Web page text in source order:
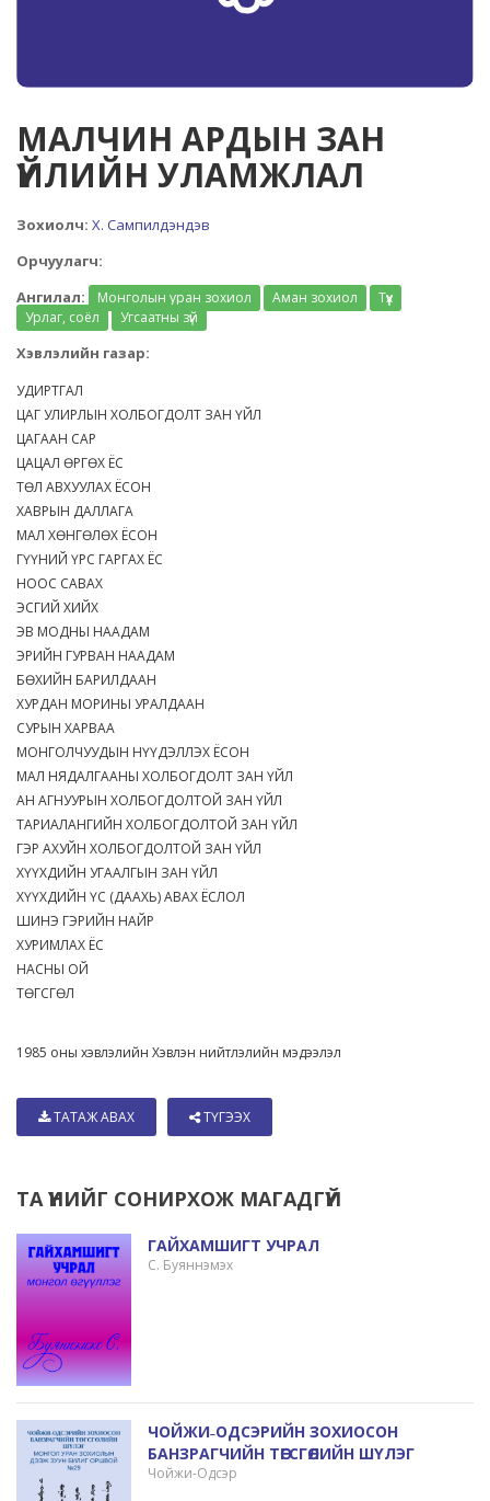
МАЛЧИН АРДЫН ЗАН
ҮЙЛИЙН УЛАМЖЛАЛ
Зохиолч: Х. Сампилдэндэв
Орчуулагч:
Ангилал:
Монголын уран зохиол Аман зохиол
Түүх
Урлаг, соёл
Угсаатны зүй
Хэвлэлийн газар:
УДИРТГАЛ
ЦАГ УЛИРЛЫН ХОЛБОГДОЛТ ЗАН ҮЙЛ
ЦАГААН САР
ЦАЦАЛ ӨРГӨХ ЁС
ТӨЛ АВХУУЛАХ ЁСОН
ХАВРЫН ДАЛЛАГА
МАЛ ХӨНГӨЛӨХ ЁСОН
ГҮҮНИЙ ҮРС ГАРГАХ ЁС
НООС САВАХ
ЭСГИЙ ХИЙХ
ЭВ МОДНЫ НААДАМ
ЭРИЙН ГУРВАН НААДАМ
БӨХИЙН БАРИЛДААН
ХУРДАН МОРИНЫ УРАЛДААН
СУРЫН ХАРВАА
МОНГОЛЧУУДЫН НҮҮДЭЛЛЭХ ЁСОН
МАЛ НЯДАЛГААНЫ ХОЛБОГДОЛТ ЗАН ҮЙЛ
АН АГНУУРЫН ХОЛБОГДОЛТОЙ ЗАН ҮЙЛ
ТАРИАЛАНГИЙН ХОЛБОГДОЛТОЙ ЗАН ҮЙЛ
ГЭР АХУЙН ХОЛБОГДОЛТОЙ ЗАН ҮЙЛ
ХҮҮХДИЙН УГААЛГЫН ЗАН ҮЙЛ
ХҮҮХДИЙН ҮС (ДААХЬ) АВАХ ЁСЛОЛ
ШИНЭ ГЭРИЙН НАЙР
ХУРИМЛАХ ЁС
НАСНЫ ОЙ
ТӨГСГӨЛ
1985 оны хэвлэлийн Хэвлэн нийтлэлийн мэдээлэл
ТАТАЖ АВАХ ТҮГЭЭХ
ТА ҮҮНИЙГ СОНИРХОЖ МАГАДГҮЙ
ГАЙХАМШИГТ УЧРАЛ
С. Буяннэмэх
ЧОЙЖИ˗ОДСЭРИЙН ЗОХИОСОН
БАНЗРАГЧИЙН ТӨГСГӨЛИЙН ШҮЛЭГ
Чойжи-Одсэр